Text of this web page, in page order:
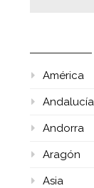
América
Andalucía
Andorra
Aragón
Asia